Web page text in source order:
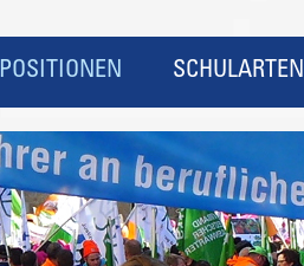
POSITIONEN SCHULARTEN